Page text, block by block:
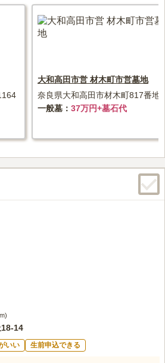
入することができるので便利です。墓地の周
っくりとお参りできます。近くに公園もあ
っています。
大和高田市営 材木町市営墓地
奈良県大和高田市材木町817番地
一般墓
37万円+墓石代
)
14
いい 生前申込できる